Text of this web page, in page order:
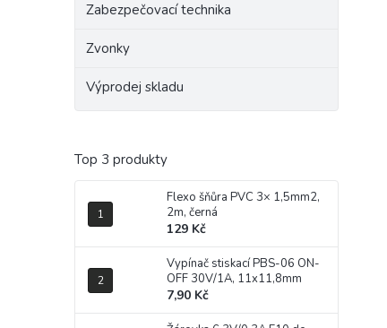
Zabezpečovací technika
Zvonky
Výprodej skladu
Top 3 produkty
Flexo šňůra PVC 3× 1,5mm2,
2m, černá
129 Kč
Vypínač stiskací PBS-06 ON-
OFF 30V/1A, 11x11,8mm
7,90 Kč